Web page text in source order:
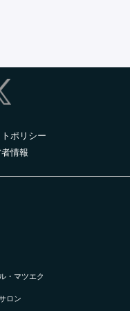
ポリシー
情報
・マツエク
ロン